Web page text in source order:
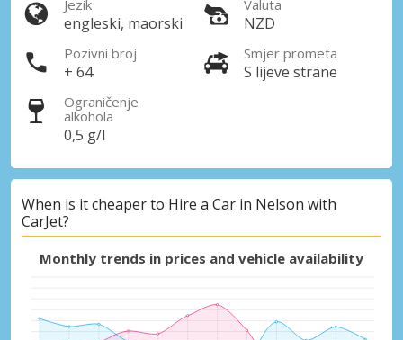
Jezik
engleski, maorski
Valuta
NZD
Pozivni broj
+ 64
Smjer prometa
S lijeve strane
Ograničenje
alkohola
0,5 g/l
When is it cheaper to Hire a Car in Nelson with
CarJet?
Monthly trends in prices and vehicle availability